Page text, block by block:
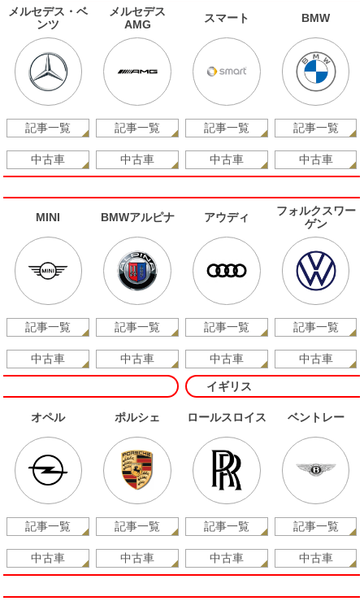
メルセデス・ベ
ンツ
記事一覧
中古車
メルセデス
AMG
記事一覧
中古車
スマート
記事一覧
中古車
BMW
記事一覧
中古車
MINI
記事一覧
中古車
BMWアルピナ
記事一覧
中古車
アウディ
記事一覧
中古車
フォルクスワー
ゲン
記事一覧
中古車
オペル
記事一覧
中古車
ポルシェ
記事一覧
中古車
イギリス
ロールスロイス
記事一覧
中古車
ベントレー
記事一覧
中古車